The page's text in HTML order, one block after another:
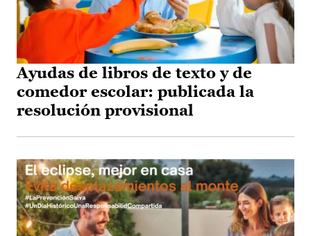
Ayudas de libros de texto y de
comedor escolar: publicada la
resolución provisional